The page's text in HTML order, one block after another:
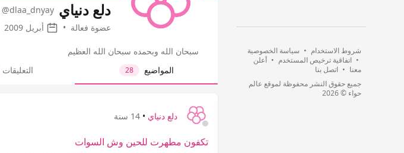
شروط الاستخدام • سياسة الخصوصية
• اتفاقية ترخيص المستخدم • أعلن
معنا • اتصل بنا
جميع حقوق النشر محفوظة لموقع عالم
حواء © 2026
دلع دنياي @dlaa_dnyay
عضوة فعالة • أبريل 2009
سبحان الله وبحمده سبحان الله العظيم
المواضيع
28 التعليقات
دلع دنياي • 14 سنة
تكفون مطهرت للحين وش السوات